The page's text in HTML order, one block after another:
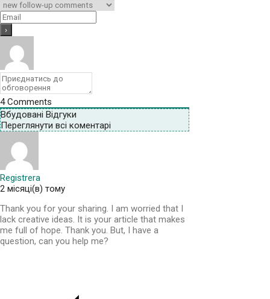
4Comments
Вбудовані Відгуки
Переглянути всі коментарі
Registrera
2 місяці(в) тому
Thank you for your sharing. I am worried that I
lack creative ideas. It is your article that makes
me full of hope. Thank you. But, I have a
question, can you help me?